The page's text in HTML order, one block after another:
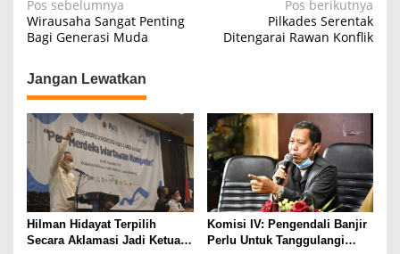
N
a
i
g
a
s
i
p
o
Pos sebelumnya
Wirausaha Sangat Penting
Bagi Generasi Muda
Pos berikutnya
Pilkades Serentak
Ditengarai Rawan Konflik
Jangan Lewatkan
Hilman Hidayat Terpilih
Secara Aklamasi Jadi Ketua
Komisi IV: Pengendali Banjir
Perlu Untuk Tanggulangi